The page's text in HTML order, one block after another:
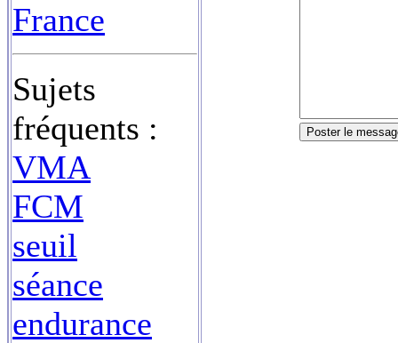
France
Sujets
fréquents :
VMA
FCM
seuil
séance
endurance